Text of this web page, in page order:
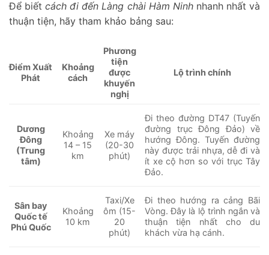
Để biếtcách đi đến Làng chài Hàm Ninhnhanh nhất và
thuận tiện, hãy tham khảo bảng sau:
Điểm Xuất
Phát
Khoảng
cách
Phương
tiện
được
khuyến
nghị
Lộ trình chính
Dương
Đông
(Trung
tâm)
Khoảng
14 – 15
km
Xe máy
(20-30
phút)
Đi theo đường DT47 (Tuyến
đường trục Đông Đảo) về
hướng Đông. Tuyến đường
này được trải nhựa, dễ đi và
ít xe cộ hơn so với trục Tây
Đảo.
Sân bay
Quốc tế
Phú Quốc
Khoảng
10 km
Taxi/Xe
ôm (15-
20
phút)
Đi theo hướng ra cảng Bãi
Vòng. Đây là lộ trình ngắn và
thuận tiện nhất cho du
khách vừa hạ cánh.